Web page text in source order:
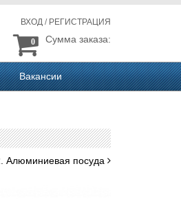
ВХОД / РЕГИСТРАЦИЯ
Сумма заказа:
0
Вакансии
Алюминиевая посуда